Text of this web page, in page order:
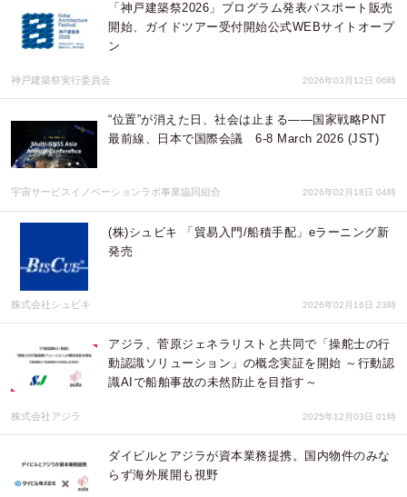
「神戸建築祭2026」プログラム発表パスポート販売
開始、ガイドツアー受付開始公式WEBサイトオープ
ン
神戸建築祭実行委員会 2026年03月12日 06時
“位置”が消えた日、社会は止まる――国家戦略PNT
最前線、日本で国際会議 6-8 March 2026 (JST)
宇宙サービスイノベーションラボ事業協同組合 2026年02月18日 04時
(株)シュビキ 「貿易入門/船積手配」eラーニング新
発売
株式会社シュビキ 2026年02月16日 23時
アジラ、菅原ジェネラリストと共同で「操舵士の行
動認識ソリューション」の概念実証を開始 ～行動認
識AIで船舶事故の未然防止を目指す～
株式会社アジラ 2025年12月03日 01時
ダイビルとアジラが資本業務提携。国内物件のみな
らず海外展開も視野